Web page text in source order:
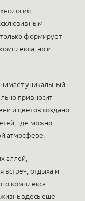
формирует
но и
уникальный
привносит
и цветов создано
где можно
атмосфере.
аллей,
отдыха и
комплекса
здесь еще